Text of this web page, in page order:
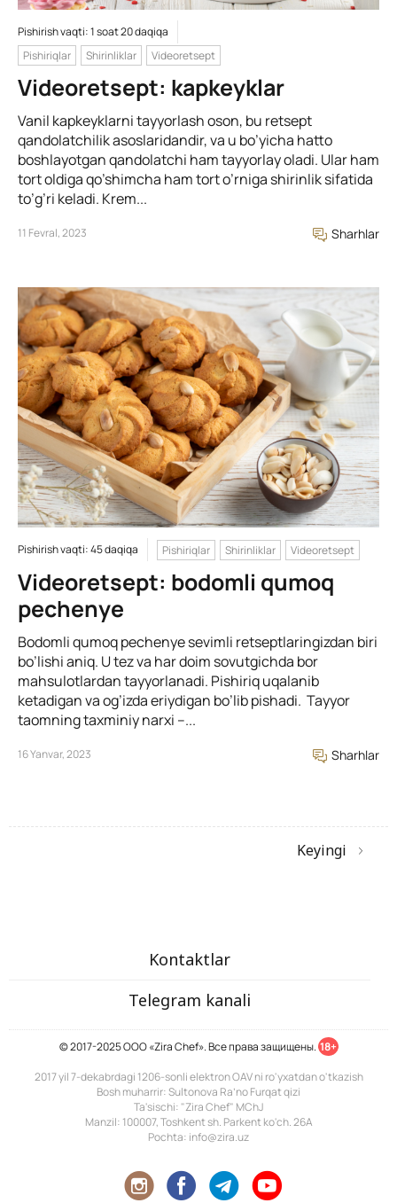
Pishirish vaqti: 1 soat 20 daqiqa
Pishiriqlar
Shirinliklar Videoretsept
Videoretsept: kapkeyklar
Vanil kapkeyklarni tayyorlash oson, bu retsept
qandolatchilik asoslaridandir, va u bo’yicha hatto
boshlayotgan qandolatchi ham tayyorlay oladi. Ular ham
tort oldiga qo’shimcha ham tort o’rniga shirinlik sifatida
to’g’ri keladi. Krem...
11 Fevral, 2023 Sharhlar
Pishirish vaqti: 45 daqiqa Pishiriqlar Shirinliklar Videoretsept
Videoretsept: bodomli qumoq
pechenye
Bodomli qumoq pechenye sevimli retseptlaringizdan biri
bo’lishi aniq. U tez va har doim sovutgichda bor
mahsulotlardan tayyorlanadi. Pishiriq uqalanib
ketadigan va og’izda eriydigan bo’lib pishadi. Tayyor
taomning taxminiy narxi –...
16 Yanvar, 2023 Sharhlar
Keyingi
Kontaktlar
Telegram kanali
© 2017-2025 ООО «Zira Chef». Все права защищены. 18+
2017 yil 7-dekabrdagi 1206-sonli elektron OAV ni ro'yxatdan o'tkazish
Bosh muharrir: Sultonova Ra’no Furqat qizi
Ta'sischi: "Zira Chef" MChJ
Manzil: 100007, Toshkent sh. Parkent ko'ch. 26A
Pochta: info@zira.uz